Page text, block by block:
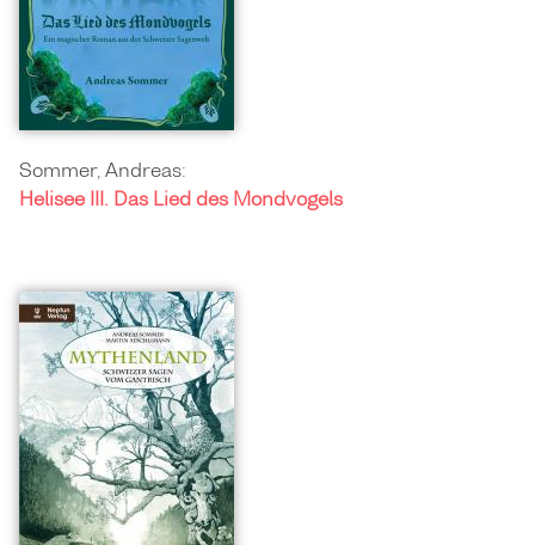
Sommer, Andreas:
Helisee III. Das Lied des Mondvogels